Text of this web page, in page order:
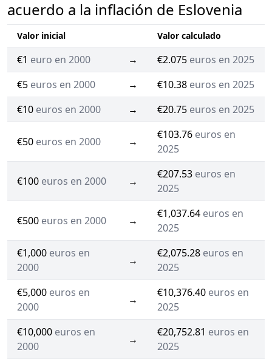
acuerdo a la inflación de Eslovenia
Valor inicial Valor calculado
€1 euro en 2000 → €2.075 euros en 2025
€5 euros en 2000 → €10.38 euros en 2025
€10 euros en 2000 → €20.75 euros en 2025
€50 euros en 2000 →
€103.76 euros en
2025
€100 euros en 2000 →
€207.53 euros en
2025
€500 euros en 2000 →
€1,037.64 euros en
2025
€1,000 euros en
2000
→
€2,075.28 euros en
2025
€5,000 euros en
2000
→
€10,376.40 euros en
2025
€10,000 euros en
2000
→
€20,752.81 euros en
2025